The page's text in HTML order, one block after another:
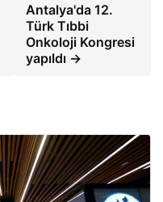
Antalya'da 12.
Türk Tıbbi
Onkoloji Kongresi
yapıldı →